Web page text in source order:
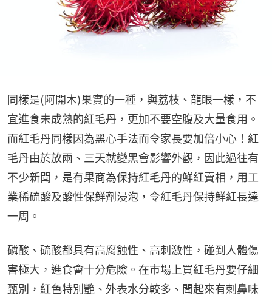
同樣是(阿開木)果實的一種，與荔枝、龍眼一樣，不
宜進食未成熟的紅毛丹，更加不要空腹及大量食用。
而紅毛丹同樣因為黑心手法而令家長要加倍小心！紅
毛丹由於放兩、三天就變黑會影響外觀，因此過往有
不少新聞，是有果商為保持紅毛丹的鮮紅賣相，用工
業稀硫酸及酸性保鮮劑浸泡，令紅毛丹保持鮮紅長達
一周。
磷酸、硫酸都具有高腐蝕性、高刺激性，碰到人體傷
害極大，進食會十分危險。在市場上買紅毛丹要仔細
甄別，紅色特別艷、外表水分較多、聞起來有刺鼻味